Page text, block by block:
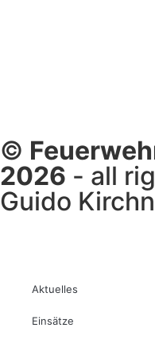
©
2026 - all
Guido
Aktuelles
Einsätze